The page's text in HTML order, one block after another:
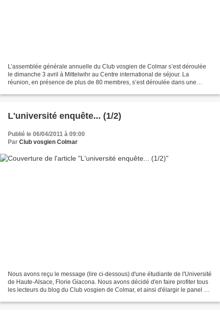
L’assemblée générale annuelle du Club vosgien de Colmar s’est déroulée
le dimanche 3 avril à Mittelwihr au Centre international de séjour. La
réunion, en présence de plus de 80 membres, s’est déroulée dans une
L'université enquête... (1/2)
Publié le 06/04/2011 à 09:00
Par Club vosgien Colmar
Nous avons reçu le message (lire ci-dessous) d'une étudiante de l'Université
de Haute-Alsace, Florie Giacona. Nous avons décidé d'en faire profiter tous
les lecteurs du blog du Club vosgien de Colmar, et ainsi d'élargir le panel de